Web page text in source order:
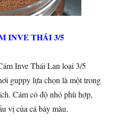
INVE THÁI 3/5
Inve Thái Lan loại 3/5
guppy lựa chọn là một trong
Cám có độ nhỏ phù hợp,
vị của cá bảy màu.